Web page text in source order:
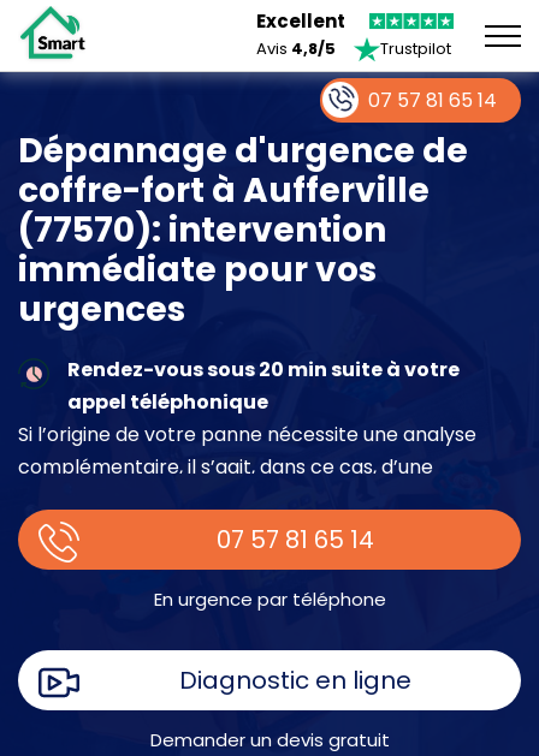
Excellent
Avis 4,8/5 Trustpilot
Dépannage d'urgence de
coffre-fort à Aufferville
(77570): intervention
immédiate pour vos
urgences
Rendez-vous sous 20 min suite à votre
appel téléphonique
Si l’origine de votre panne nécessite une analyse
complémentaire, il s’agit, dans ce cas, d’une
place.
07 57 81 65 14
En urgence par téléphone
Diagnostic en ligne
Demander un devis gratuit
07 57 81 65 14